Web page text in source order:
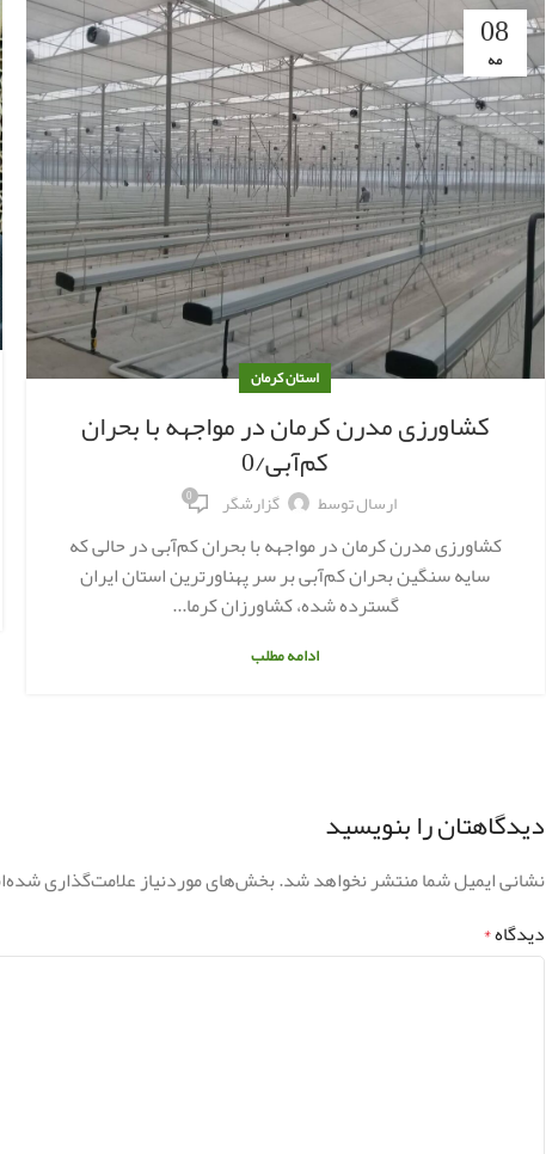
08
مه
استان کرمان
کشاورزی مدرن کرمان در مواجهه با بحران
کم‌آبی/0
ارسال توسط گزارشگر 0
کشاورزی مدرن کرمان در مواجهه با بحران کم‌آبی در حالی که
سایه سنگین بحران کم‌آبی بر سر پهناورترین استان ایران
گسترده شده، کشاورزان کرما...
ادامه مطلب
دیدگاهتان را بنویسید
نشانی ایمیل شما منتشر نخواهد شد.بخش‌های موردنیاز علامت‌گذاری
دیدگاه*